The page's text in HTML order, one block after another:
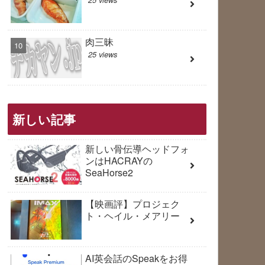
肉三昧
25 views
新しい記事
新しい骨伝導ヘッドフォ
ンはHACRAYの
SeaHorse2
【映画評】プロジェク
ト・ヘイル・メアリー
AI英会話のSpeakをお得